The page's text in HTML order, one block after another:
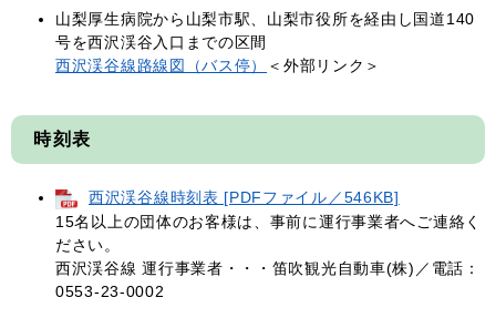
山梨厚生病院から山梨市駅、山梨市役所を経由し国道140
号を西沢渓谷入口までの区間
西沢渓谷線路線図（バス停）
＜外部リンク＞
時刻表
西沢渓谷線時刻表 [PDFファイル／546KB]
15名以上の団体のお客様は、事前に運行事業者へご連絡く
ださい。
西沢渓谷線 運行事業者・・・笛吹観光自動車(株)／電話：
0553-23-0002